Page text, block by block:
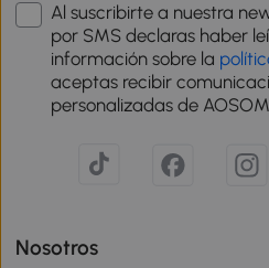
Al suscribirte a nuestra
por SMS declaras haber
información sobre la
aceptas recibir
personalizadas de
Nosotros